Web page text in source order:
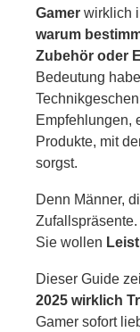
Abos –
Gamer 2025
Fazit:
Geschenk
FAQ –
Gamer wirklich
warum
Zubehör oder
Bedeutung
Empfehlungen,
Produkte, mit
sorgst.
Denn Männer,
Zufallspräsente.
Sie wollen
Dieser Guide
2025 wirklich
Gamer sofort